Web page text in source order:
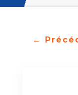
←